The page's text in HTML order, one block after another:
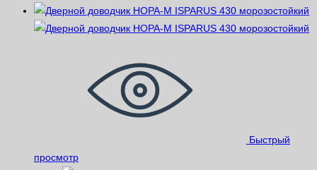
Быстрый
просмотр